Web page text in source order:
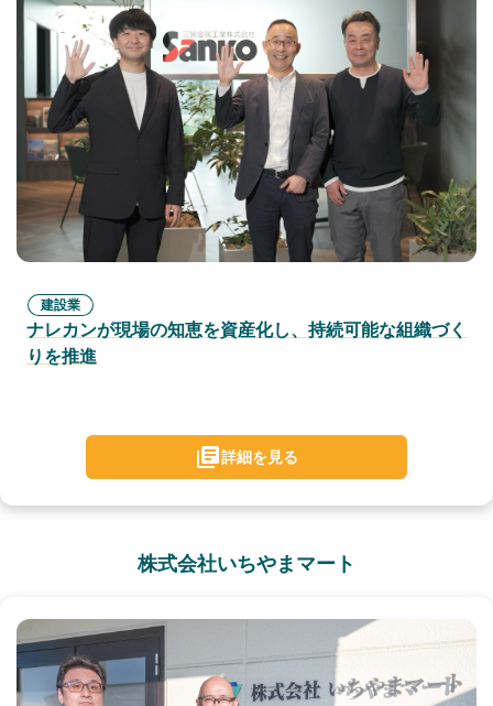
建設業
ナレカンが現場の知恵を資産化し、持続可能な組織づく
りを推進
詳細を見る
株式会社いちやまマート